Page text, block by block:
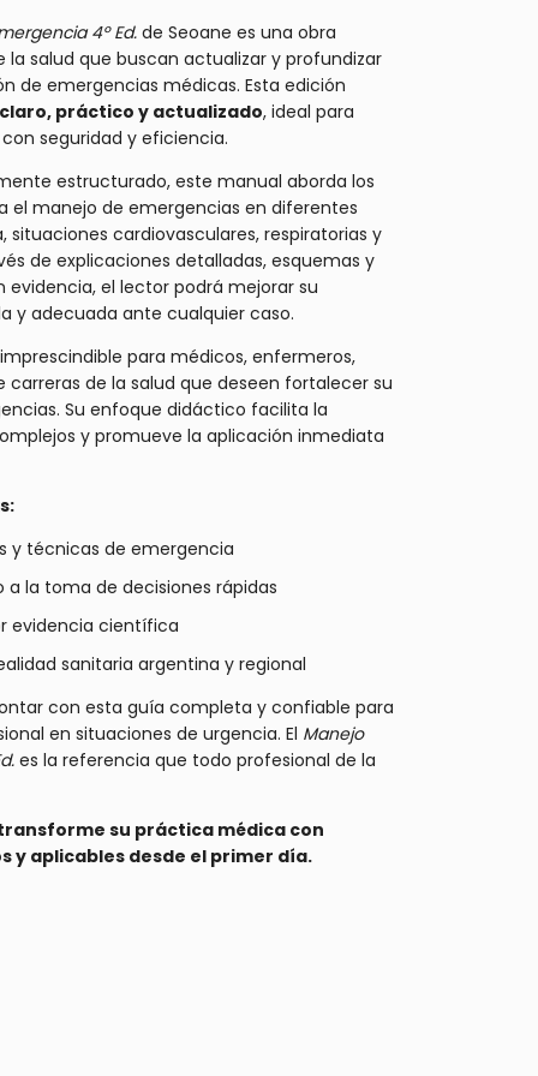
4º Ed. de Seoane es una obra
la salud que buscan actualizar y profundizar
de emergencias médicas. Esta edición
claro, práctico y actualizado, ideal para
seguridad y eficiencia.
estructurado, este manual aborda los
el manejo de emergencias en diferentes
cardiovasculares, respiratorias y
de explicaciones detalladas, esquemas y
el lector podrá mejorar su
y adecuada ante cualquier caso.
para médicos, enfermeros,
de la salud que deseen fortalecer su
Su enfoque didáctico facilita la
y promueve la aplicación inmediata
y técnicas de emergencia
la toma de decisiones rápidas
evidencia científica
sanitaria argentina y regional
con esta guía completa y confiable para
en situaciones de urgencia. El Manejo
es la referencia que todo profesional de la
su práctica médica con
y aplicables desde el primer día.